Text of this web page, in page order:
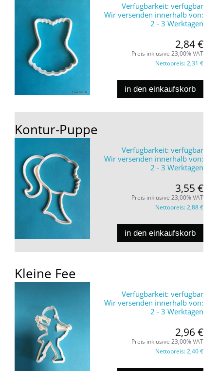
Verfügbarkeit: verfügbar
Wir versenden innerhalb von:
2 - 3 Werktagen
2,84 €
Preis inklusive 23,00% VAT
Nettopreis:2,31 €
in den einkaufskorb
Kontur-Puppe
Verfügbarkeit: verfügbar
Wir versenden innerhalb von:
2 - 3 Werktagen
3,55 €
Preis inklusive 23,00% VAT
Nettopreis:2,88 €
in den einkaufskorb
Kleine Fee
Verfügbarkeit: verfügbar
Wir versenden innerhalb von:
2 - 3 Werktagen
2,96 €
Preis inklusive 23,00% VAT
Nettopreis:2,40 €